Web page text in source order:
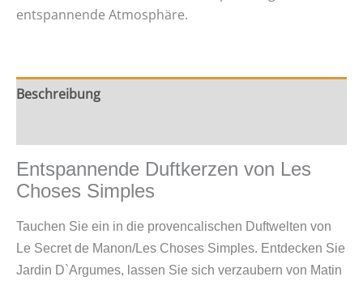
Simples
entspannende Atmosphäre.
Beschreibung
Entspannende Duftkerzen von Les
Choses Simples
Tauchen Sie ein in die provencalischen Duftwelten von
Le Secret de Manon/Les Choses Simples. Entdecken Sie
Jardin D`Argumes, lassen Sie sich verzaubern von Matin